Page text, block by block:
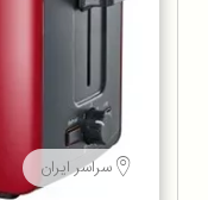
سراسر ایران